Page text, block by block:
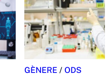
GÈNERE / ODS